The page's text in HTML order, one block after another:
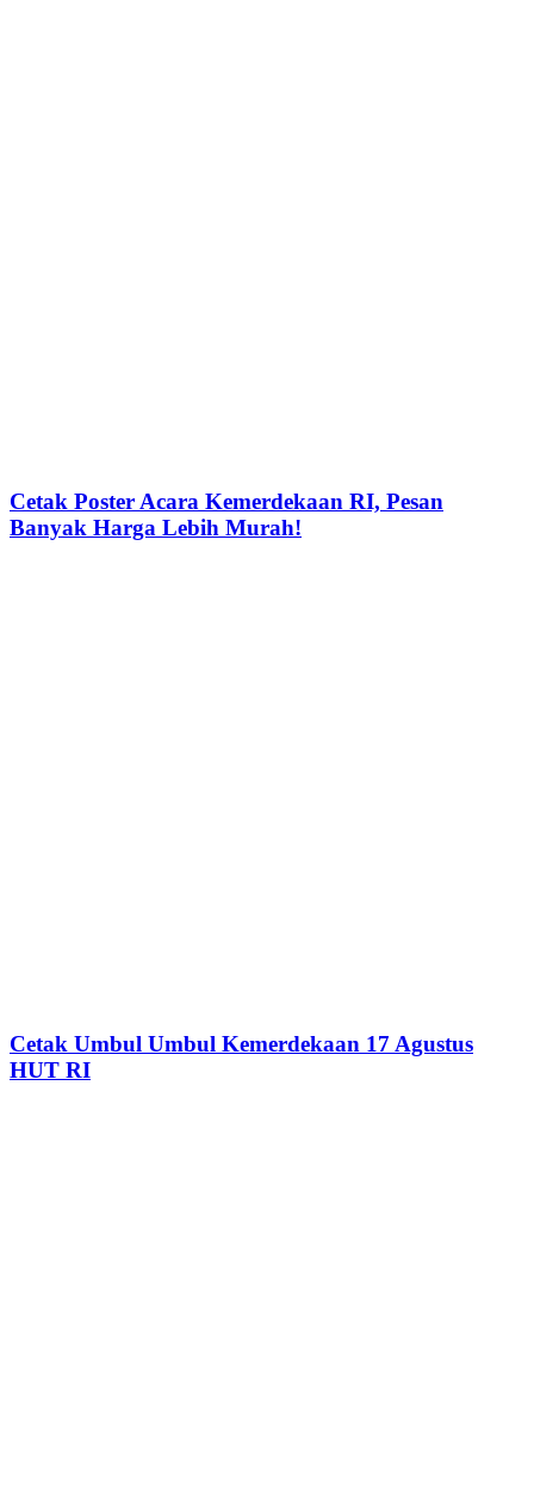
Cetak Poster Acara Kemerdekaan RI, Pesan
Banyak Harga Lebih Murah!
Cetak Umbul Umbul Kemerdekaan 17 Agustus
HUT RI